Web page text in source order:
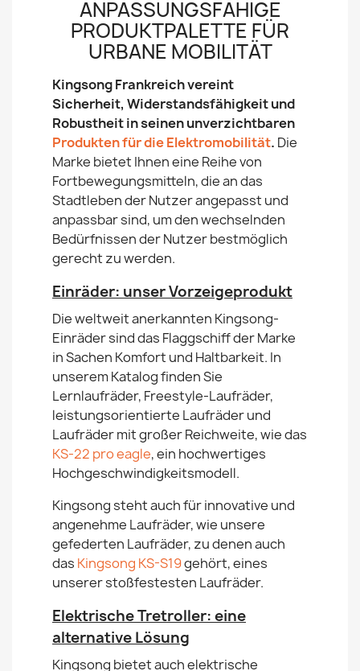
ANPASSUNGSFÄHIGE
PRODUKTPALETTE FÜR
URBANE MOBILITÄT
Kingsong Frankreich vereint
Sicherheit, Widerstandsfähigkeit und
Robustheit in seinen unverzichtbaren
Produkten für die Elektromobilität. Die
Marke bietet Ihnen eine Reihe von
Fortbewegungsmitteln, die an das
Stadtleben der Nutzer angepasst und
anpassbar sind, um den wechselnden
Bedürfnissen der Nutzer bestmöglich
gerecht zu werden.
Einräder: unser Vorzeigeprodukt
Die weltweit anerkannten Kingsong-
Einräder sind das Flaggschiff der Marke
in Sachen Komfort und Haltbarkeit. In
unserem Katalog finden Sie
Lernlaufräder, Freestyle-Laufräder,
leistungsorientierte Laufräder und
Laufräder mit großer Reichweite, wie das
KS-22 pro eagle, ein hochwertiges
Hochgeschwindigkeitsmodell.
Kingsong steht auch für innovative und
angenehme Laufräder, wie unsere
gefederten Laufräder, zu denen auch
das Kingsong KS-S19gehört, eines
unserer stoßfestesten Laufräder.
Elektrische Tretroller: eine
alternative Lösung
Kingsong bietet auch elektrische